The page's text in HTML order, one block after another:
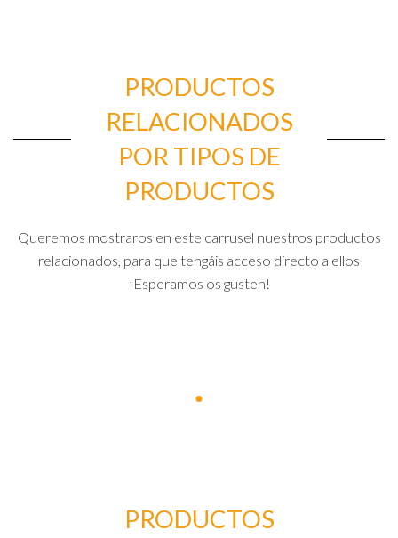
PRODUCTOS
RELACIONADOS
POR TIPOS DE
PRODUCTOS
Queremos mostraros en este carrusel nuestros productos
relacionados, para que tengáis acceso directo a ellos
¡Esperamos os gusten!
PRODUCTOS